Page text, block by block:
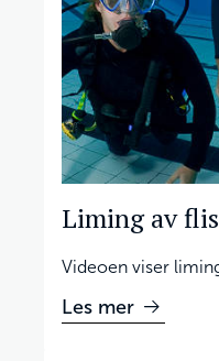
Liming av
Videoen viser
Les mer